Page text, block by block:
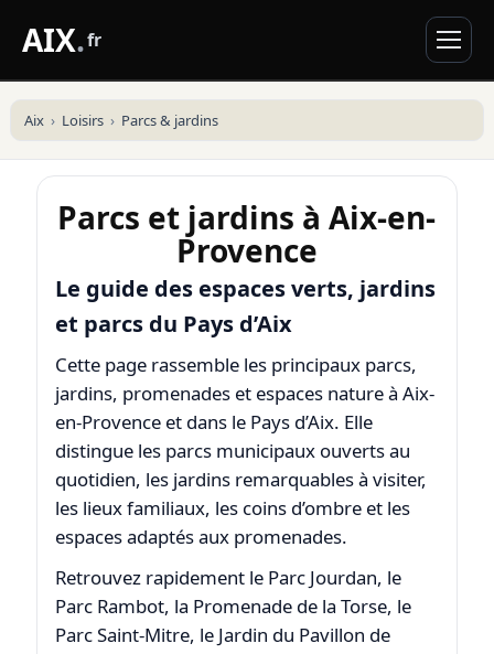
AIX.fr
Aix Loisirs Parcs & jardins
Parcs et jardins à Aix-en-
Provence
Le guide des espaces verts, jardins
et parcs du Pays d’Aix
Cette page rassemble les principaux parcs,
jardins, promenades et espaces nature à Aix-
en-Provence et dans le Pays d’Aix. Elle
distingue les parcs municipaux ouverts au
quotidien, les jardins remarquables à visiter,
les lieux familiaux, les coins d’ombre et les
espaces adaptés aux promenades.
Retrouvez rapidement le Parc Jourdan, le
Parc Rambot, la Promenade de la Torse, le
Parc Saint-Mitre, le Jardin du Pavillon de